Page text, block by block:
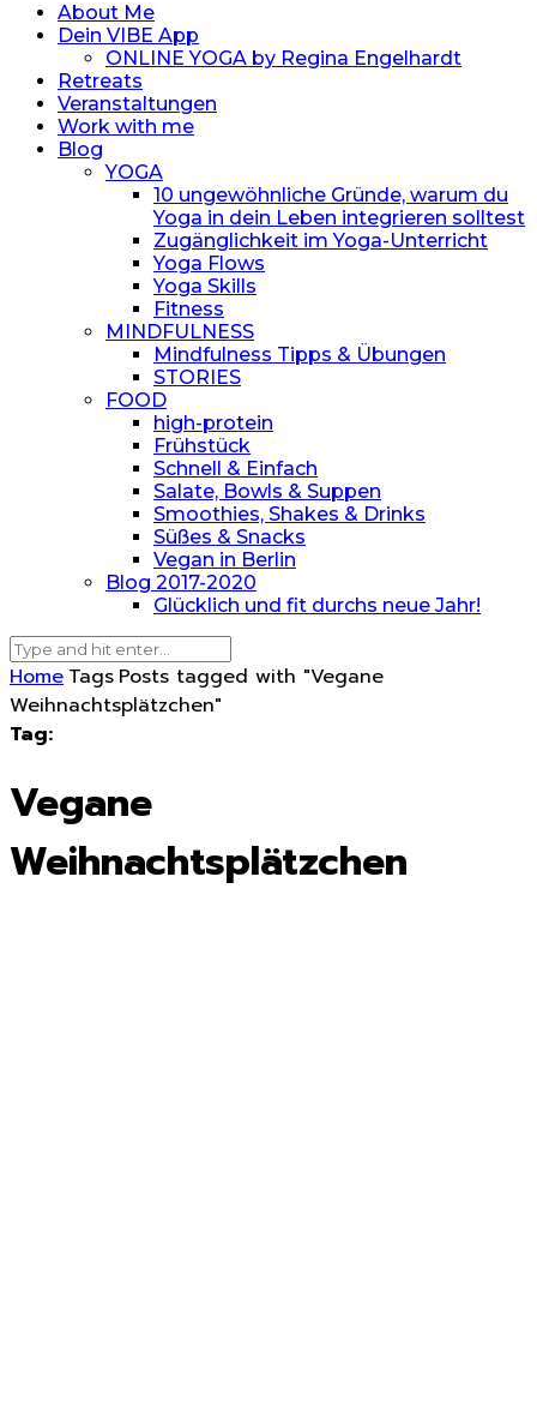
About Me
Dein VIBE App
ONLINE YOGA by Regina Engelhardt
Retreats
Veranstaltungen
Work with me
Blog
YOGA
10 ungewöhnliche Gründe, warum du
Yoga in dein Leben integrieren solltest
Zugänglichkeit im Yoga-Unterricht
Yoga Flows
Yoga Skills
Fitness
MINDFULNESS
Mindfulness Tipps & Übungen
STORIES
FOOD
high-protein
Frühstück
Schnell & Einfach
Salate, Bowls & Suppen
Smoothies, Shakes & Drinks
Süßes & Snacks
Vegan in Berlin
Blog 2017-2020
Glücklich und fit durchs neue Jahr!
Home Tags Posts tagged with "Vegane
Weihnachtsplätzchen"
Tag:
Vegane
Weihnachtsplätzchen